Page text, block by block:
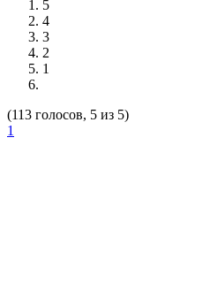
5
4
3
2
1
(113 голосов, 5 из 5)
1